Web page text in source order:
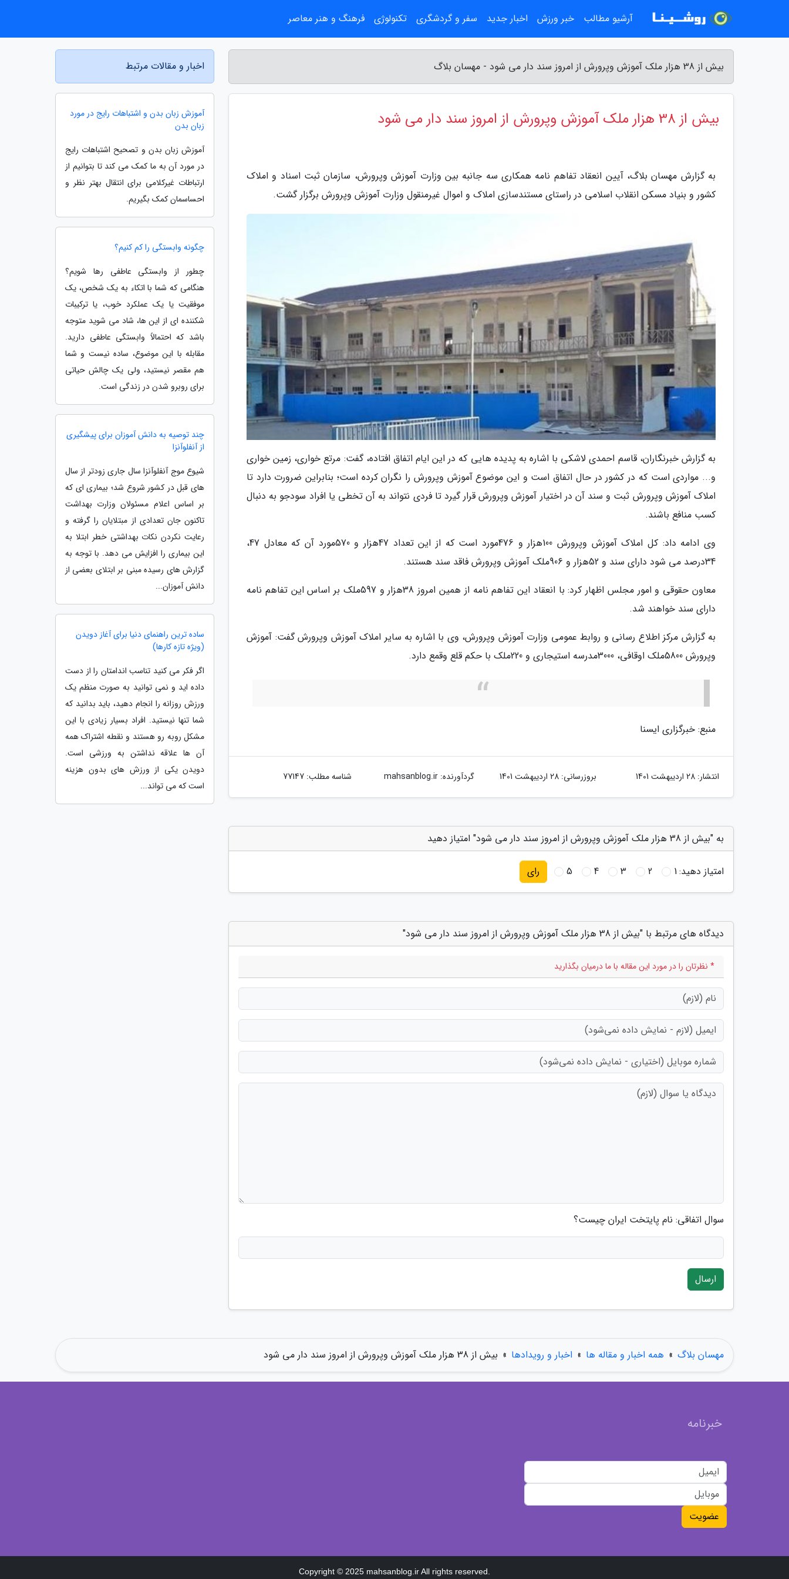
بیش از 38 هزار ملک آموزش وپرورش از امروز سند دار می شود - مهسان بلاگ
بیش از 38 هزار ملک آموزش وپرورش از امروز سند دار می شود
به گزارش مهسان بلاگ، آیین انعقاد تفاهم نامه همکاری سه جانبه بین وزارت آموزش وپرورش، سازمان ثبت اسناد و املاک
کشور و بنیاد مسکن انقلاب اسلامی در راستای مستندسازی املاک و اموال غیرمنقول وزارت آموزش وپرورش برگزار گشت.
به گزارش خبرنگاران، قاسم احمدی لاشکی با اشاره به پدیده هایی که در این ایام اتفاق افتاده، گفت: مرتع خواری، زمین خواری
و... مواردی است که در کشور در حال اتفاق است و این موضوع آموزش وپرورش را نگران کرده است؛ بنابراین ضرورت دارد تا
املاک آموزش وپرورش ثبت و سند آن در اختیار آموزش وپرورش قرار گیرد تا فردی نتواند به آن تخطی یا افراد سودجو به دنبال
کسب منافع باشند.
وی ادامه داد: کل املاک آموزش وپرورش 100هزار و 476مورد است که از این تعداد 47هزار و 570مورد آن که معادل 47،
34درصد می شود دارای سند و 52هزار و 906ملک آموزش وپرورش فاقد سند هستند.
معاون حقوقی و امور مجلس اظهار کرد: با انعقاد این تفاهم نامه از همین امروز 38هزار و 597ملک بر اساس این تفاهم نامه
دارای سند خواهند شد.
به گزارش مرکز اطلاع رسانی و روابط عمومی وزارت آموزش وپرورش، وی با اشاره به سایر املاک آموزش وپرورش گفت: آموزش
وپرورش 5800ملک اوقافی، 3000مدرسه استیجاری و 220ملک با حکم قلع وقمع دارد.
منبع: خبرگزاری ایسنا
انتشار: 28 اردیبهشت 1401 بروزرسانی: 28 اردیبهشت 1401 گردآورنده:mahsanblog.ir شناسه مطلب: 77147
به "بیش از 38 هزار ملک آموزش وپرورش از امروز سند دار می شود" امتیاز دهید
امتیاز دهید:1
2
3
4
5 رای
دیدگاه های مرتبط با "بیش از 38 هزار ملک آموزش وپرورش از امروز سند دار می شود"
* نظرتان را در مورد این مقاله با ما درمیان بگذارید
سوال اتفاقی: نام پایتخت ایران چیست؟
ارسال
اخبار و مقالات مرتبط
آموزش زبان بدن و اشتباهات رایج در مورد
زبان بدن
آموزش زبان بدن و تصحیح اشتباهات رایج
در مورد آن به ما کمک می کند تا بتوانیم از
ارتباطات غیرکلامی برای انتقال بهتر نظر و
احساسمان کمک بگیریم.
چگونه وابستگی را کم کنیم؟
چطور از وابستگی عاطفی رها شویم؟
هنگامی که شما با اتکاء به یک شخص، یک
موفقیت یا یک عملکرد خوب، یا ترکیبات
شکننده ای از این ها، شاد می شوید متوجه
باشد که احتمالاً وابستگی عاطفی دارید.
مقابله با این موضوع، ساده نیست و شما
هم مقصر نیستید، ولی یک چالش حیاتی
برای روبرو شدن در زندگی است.
چند توصیه به دانش آموزان برای پیشگیری
از آنفلوآنزا
شیوع موج آنفلوآنزا سال جاری زودتر از سال
های قبل در کشور شروع شد؛ بیماری ای که
بر اساس اعلام مسئولان وزارت بهداشت
تاکنون جان تعدادی از مبتلایان را گرفته و
رعایت نکردن نکات بهداشتی خطر ابتلا به
این بیماری را افزایش می دهد. با توجه به
گزارش های رسیده مبنی بر ابتلای بعضی از
دانش آموزان...
ساده ترین راهنمای دنیا برای آغاز دویدن
(ویژه تازه کارها)
اگر فکر می کنید تناسب اندامتان را از دست
داده اید و نمی توانید به صورت منظم یک
ورزش روزانه را انجام دهید، باید بدانید که
شما تنها نیستید. افراد بسیار زیادی با این
مشکل روبه رو هستند و نقطه اشتراک همه
آن ها علاقه نداشتن به ورزشی است.
دویدن یکی از ورزش های بدون هزینه
است که می تواند...
مهسان بلاگ » همه اخبار و مقاله ها » اخبار و رویدادها » بیش از 38 هزار ملک آموزش وپرورش از امروز سند دار می شود
آرشیو مطالب خبر ورزش اخبار جدید سفر و گردشگری تکنولوژی فرهنگ و هنر معاصر
خبرنامه
عضویت
Copyright © 2025 mahsanblog.ir All rights reserved.